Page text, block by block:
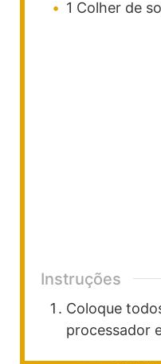
1 Colher de
Instruções
Coloque
processador